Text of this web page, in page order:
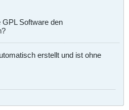
Software den
erstellt und ist ohne